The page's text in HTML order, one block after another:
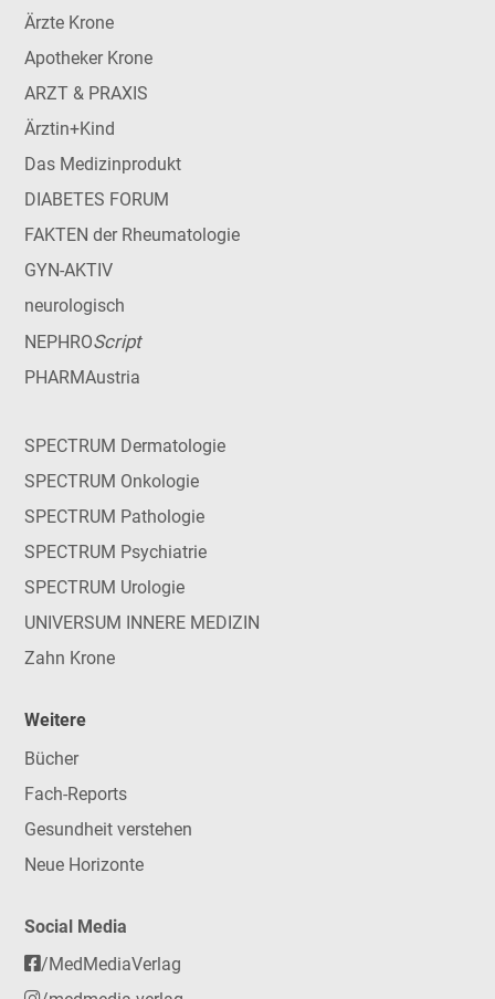
Ärzte Krone
Apotheker Krone
ARZT & PRAXIS
Ärztin+Kind
Das Medizinprodukt
DIABETES FORUM
FAKTEN der Rheumatologie
GYN-AKTIV
neurologisch
NEPHROScript
PHARMAustria
SPECTRUM Dermatologie
SPECTRUM Onkologie
SPECTRUM Pathologie
SPECTRUM Psychiatrie
SPECTRUM Urologie
UNIVERSUM INNERE MEDIZIN
Zahn Krone
Weitere
Bücher
Fach-Reports
Gesundheit verstehen
Neue Horizonte
Social Media
/MedMediaVerlag